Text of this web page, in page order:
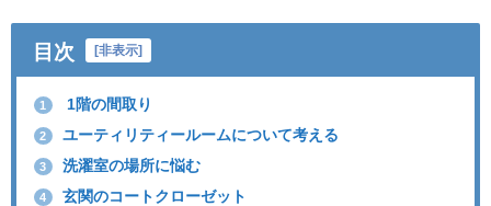
目次 [非表示]
1 1階の間取り
2 ユーティリティールームについて考える
3 洗濯室の場所に悩む
4 玄関のコートクローゼット